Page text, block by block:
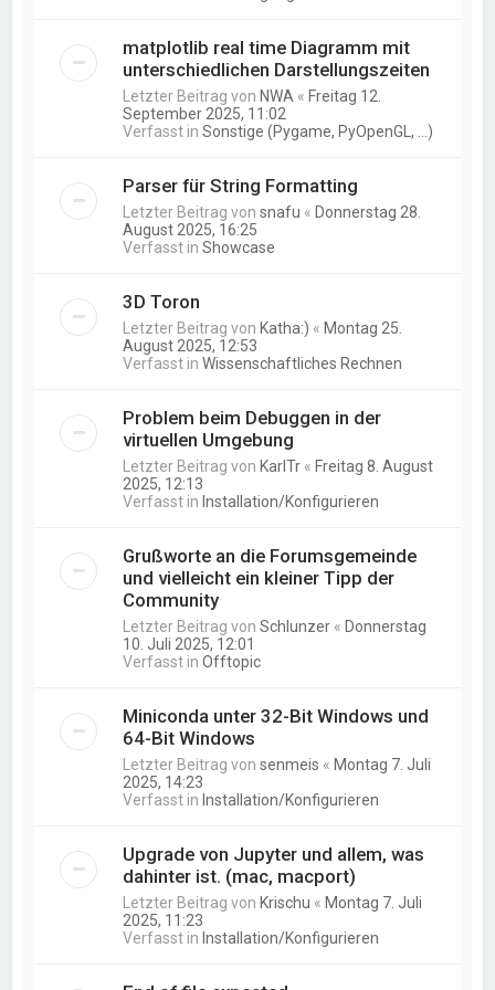
matplotlib real time Diagramm mit
unterschiedlichen Darstellungszeiten
Letzter Beitrag von NWA « Freitag 12.
September 2025, 11:02
Verfasst inSonstige (Pygame, PyOpenGL, ...)
Parser für String Formatting
Letzter Beitrag vonsnafu « Donnerstag 28.
August 2025, 16:25
Verfasst inShowcase
3D Toron
Letzter Beitrag von Katha:) « Montag 25.
August 2025, 12:53
Verfasst inWissenschaftliches Rechnen
Problem beim Debuggen in der
virtuellen Umgebung
Letzter Beitrag von KarlTr « Freitag 8. August
2025, 12:13
Verfasst in Installation/Konfigurieren
Grußworte an die Forumsgemeinde
und vielleicht ein kleiner Tipp der
Community
Letzter Beitrag vonSchlunzer « Donnerstag
10. Juli 2025, 12:01
Verfasst inOfftopic
Miniconda unter 32-Bit Windows und
64-Bit Windows
Letzter Beitrag vonsenmeis « Montag 7. Juli
2025, 14:23
Verfasst in Installation/Konfigurieren
Upgrade von Jupyter und allem, was
dahinter ist. (mac, macport)
Letzter Beitrag von Krischu « Montag 7. Juli
2025, 11:23
Verfasst in Installation/Konfigurieren